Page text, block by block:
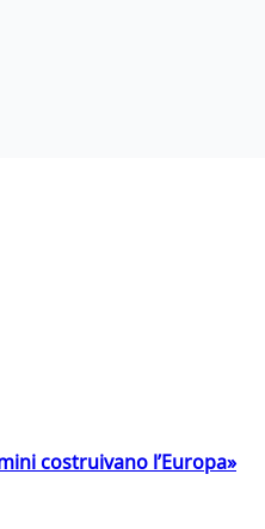
costruivano l’Europa»